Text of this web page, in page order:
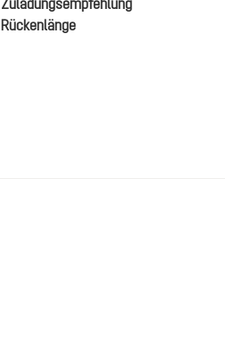
Zuladungsempfehlung
Rückenlänge